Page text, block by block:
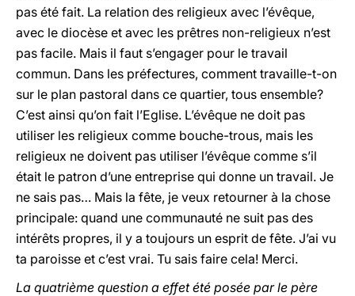
pas été fait. La relation des religieux avec l’évêque,
avec le diocèse et avec les prêtres non-religieux n’est
pas facile. Mais il faut s’engager pour le travail
commun. Dans les préfectures, comment travaille-t-on
sur le plan pastoral dans ce quartier, tous ensemble?
C’est ainsi qu’on fait l’Eglise. L’évêque ne doit pas
utiliser les religieux comme bouche-trous, mais les
religieux ne doivent pas utiliser l’évêque comme s’il
était le patron d’une entreprise qui donne un travail. Je
ne sais pas… Mais la fête, je veux retourner à la chose
principale: quand une communauté ne suit pas des
intérêts propres, il y a toujours un esprit de fête. J’ai vu
ta paroisse et c’est vrai. Tu sais faire cela! Merci.
La quatrième question a effet été posée par le père